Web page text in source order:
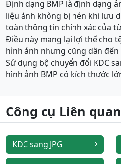
Định dạng BMP là định dạng
liệu ảnh không bị nén khi lưu
toàn thông tin chính xác của
Điều này mang lại lợi thế cho
hình ảnh nhưng cũng dẫn
Sử dụng bộ chuyển đổi KDC
hình ảnh BMP có kích thước
Công cụ Liên quan
KDC sang JPG